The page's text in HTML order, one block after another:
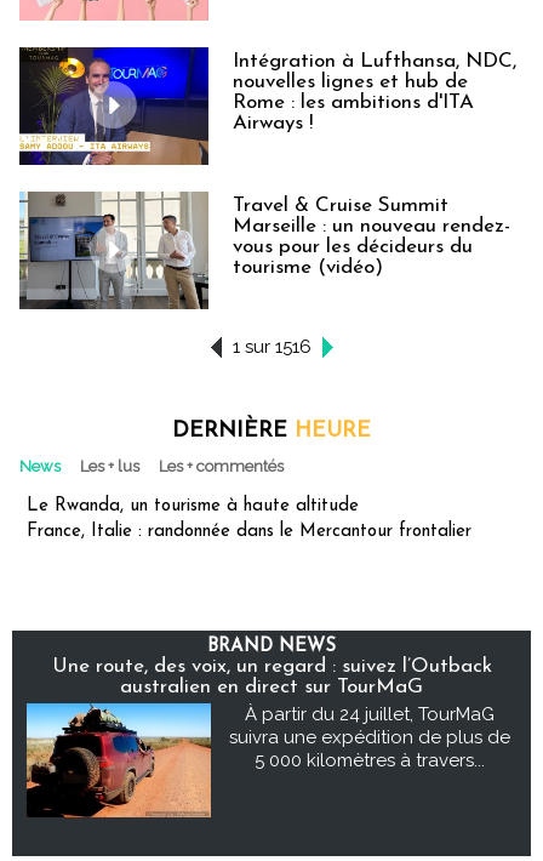
Intégration à Lufthansa, NDC,
nouvelles lignes et hub de
Rome : les ambitions d'ITA
Airways !
Travel & Cruise Summit
Marseille : un nouveau rendez-
vous pour les décideurs du
tourisme (vidéo)
1 sur 1516
DERNIÈRE HEURE
News Les + lus Les + commentés
Le Rwanda, un tourisme à haute altitude
France, Italie : randonnée dans le Mercantour frontalier
BRAND NEWS
Une route, des voix, un regard : suivez l’Outback
australien en direct sur TourMaG
À partir du 24 juillet, TourMaG
suivra une expédition de plus de
5 000 kilomètres à travers...